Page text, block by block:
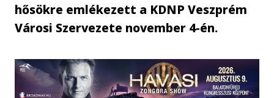
hősökre emlékezett a KDNP Veszprém
Városi Szervezete november 4-én.